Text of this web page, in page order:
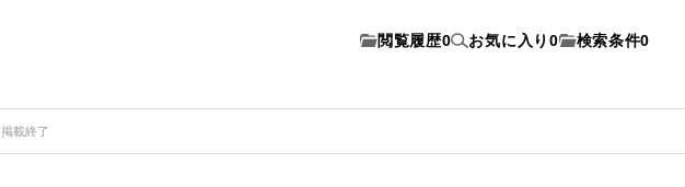
閲覧履歴0 お気に入り 0 検索条件0
掲載終了